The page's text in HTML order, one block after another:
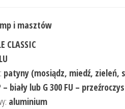
i masztów
CLASSIC
patyny (mosiądz, miedź, zieleń,
– biały lub G 300 FU –
aluminium